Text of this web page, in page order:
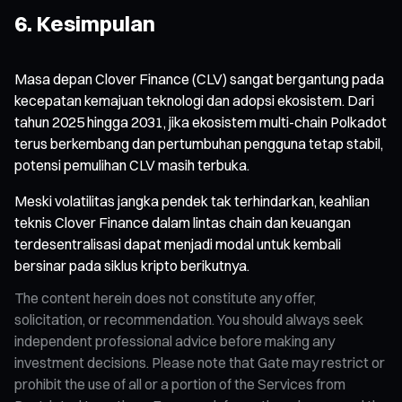
6. Kesimpulan
Masa depan Clover Finance (CLV) sangat bergantung pada
kecepatan kemajuan teknologi dan adopsi ekosistem. Dari
tahun 2025 hingga 2031, jika ekosistem multi-chain Polkadot
terus berkembang dan pertumbuhan pengguna tetap stabil,
potensi pemulihan CLV masih terbuka.
Meski volatilitas jangka pendek tak terhindarkan, keahlian
teknis Clover Finance dalam lintas chain dan keuangan
terdesentralisasi dapat menjadi modal untuk kembali
bersinar pada siklus kripto berikutnya.
The content herein does not constitute any offer,
solicitation, or recommendation. You should always seek
independent professional advice before making any
investment decisions. Please note that Gate may restrict or
prohibit the use of all or a portion of the Services from